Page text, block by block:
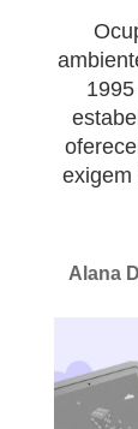
exigem
Alana